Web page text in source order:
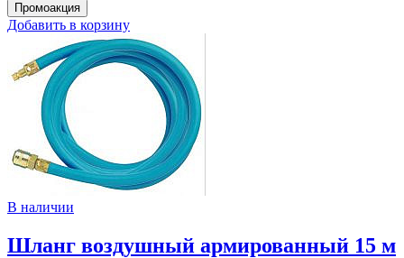
Добавить в корзину
В наличии
Шланг воздушный армированный 15 м